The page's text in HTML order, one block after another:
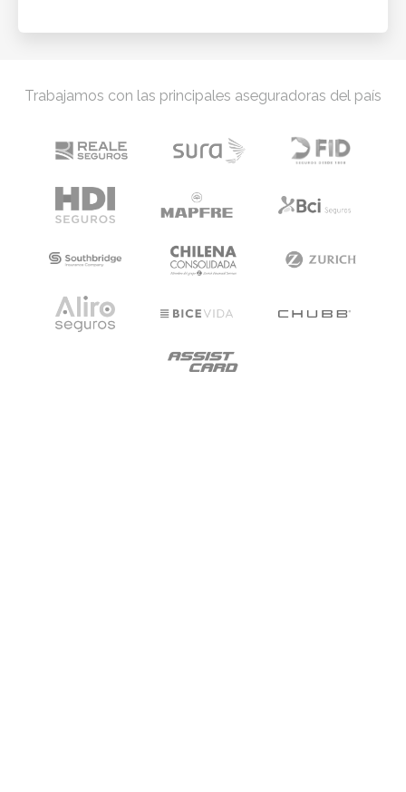
Trabajamos con las principales aseguradoras del país